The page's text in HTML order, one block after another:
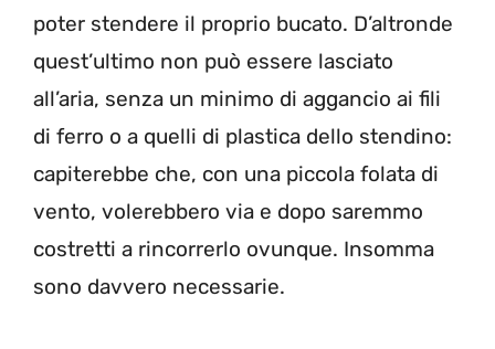
poter stendere il proprio bucato. D’altronde
quest’ultimo non può essere lasciato
all’aria, senza un minimo di aggancio ai fili
di ferro o a quelli di plastica dello stendino:
capiterebbe che, con una piccola folata di
vento, volerebbero via e dopo saremmo
costretti a rincorrerlo ovunque. Insomma
sono davvero necessarie.